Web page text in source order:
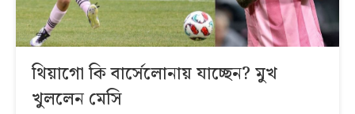
থিয়াগো কি বার্সেলোনায় যাচ্ছেন? মুখ
খুললেন মেসি